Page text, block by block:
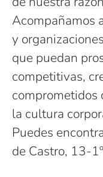
Acompañamos
y
que puedan
competitivas,
comprometidos
la cultura
Puedes
de Castro, 13-